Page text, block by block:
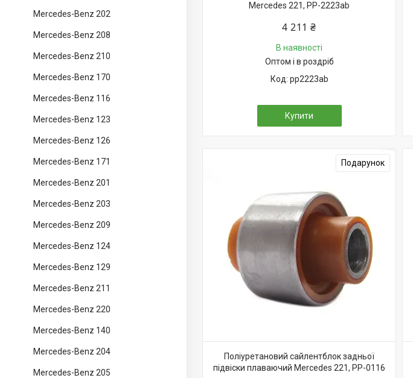
Mercedes-Benz 202
Mercedes-Benz 208
Mercedes-Benz 210
Mercedes-Benz 170
Mercedes-Benz 116
Mercedes-Benz 123
Mercedes-Benz 126
Mercedes-Benz 171
Mercedes-Benz 201
Mercedes-Benz 203
Mercedes-Benz 209
Mercedes-Benz 124
Mercedes-Benz 129
Mercedes-Benz 211
Mercedes-Benz 220
Mercedes-Benz 140
Mercedes-Benz 204
Mercedes-Benz 205
Mercedes 221, PP-2223ab
4 211 ₴
В наявності
Оптом і в роздріб
pp2223ab
Купити
Подарунок
Поліуретановий сайлентблок задньої
підвіски плаваючий Merсedes 221, PP-0116